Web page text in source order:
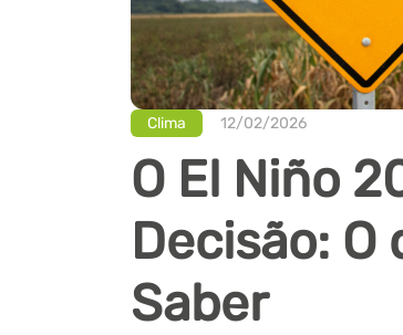
Clima 12/02/2026
O El Niño
Decisão: O
Saber